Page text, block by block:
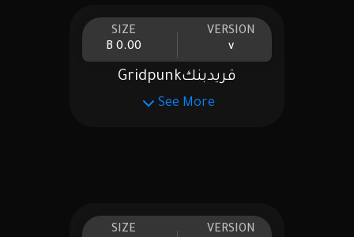
VERSION
v
SIZE
0.00 B
قريدبنكGridpunk
See More
VERSION
SIZE